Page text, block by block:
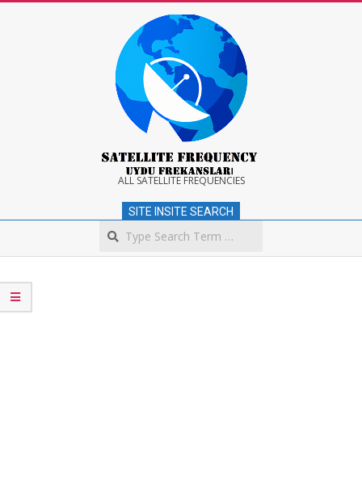
Satellite
Frequency
ALL SATELLITE FREQUENCIES
SITE INSITE SEARCH
Navigation
Menu